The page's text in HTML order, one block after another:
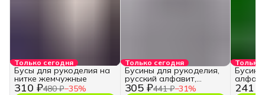
Только сегодня
310 ₽480 ₽−35%
Бусы для рукоделия на
нитке жемчужные
Только сегодня
305 ₽441 ₽−31%
Бусины для рукоделия,
русский алфавит,
кубики
Только
241 ₽